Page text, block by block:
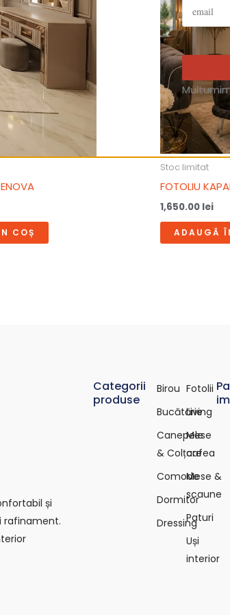
COȘ
Stoc limitat
FOTOLIU
1,650.00 lei
ADAUGĂ
și
rafinament.
Categorii
produse
Birou
Bucătărie
Canepele
& Colțare
Comode
Dormitor
Dressing
Fotolii
Living
Mese
cafea
Mese &
scaune
Paturi
Uși
interior